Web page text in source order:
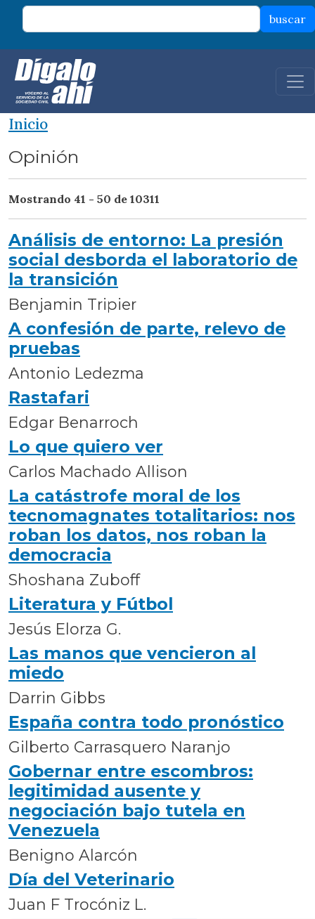
Pasar al contenido principal
buscar
Inicio
Opinión
Mostrando 41 - 50 de 10311
Análisis de entorno: La presión
social desborda el laboratorio de
la transición
Benjamin Tripier
A confesión de parte, relevo de
pruebas
Antonio Ledezma
Rastafari
Edgar Benarroch
Lo que quiero ver
Carlos Machado Allison
La catástrofe moral de los
tecnomagnates totalitarios: nos
roban los datos, nos roban la
democracia
Shoshana Zuboff
Literatura y Fútbol
Jesús Elorza G.
Las manos que vencieron al
miedo
Darrin Gibbs
España contra todo pronóstico
Gilberto Carrasquero Naranjo
Gobernar entre escombros:
legitimidad ausente y
negociación bajo tutela en
Venezuela
Benigno Alarcón
Día del Veterinario
Juan F Trocóniz L.